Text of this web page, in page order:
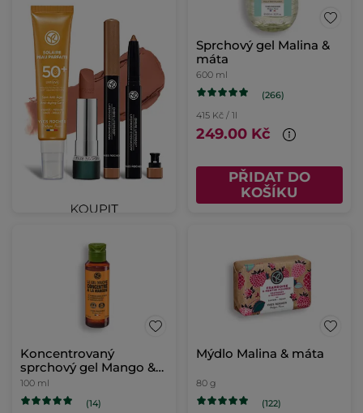
Sprchový gel Malina &
máta
600 ml
(266)
415 Kč / 1l
249.00 Kč
PŘIDAT DO
KOŠÍKU
Koncentrovaný
sprchový gel Mango &
koriandr
100 ml
(14)
Mýdlo Malina & máta
80 g
(122)